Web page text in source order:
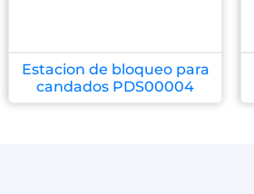
Estacion de bloqueo para
candados PDS00004